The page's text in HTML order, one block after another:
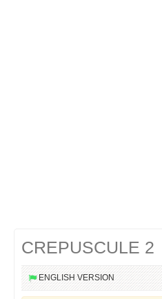
CREPUSCULE 2
ENGLISH VERSION